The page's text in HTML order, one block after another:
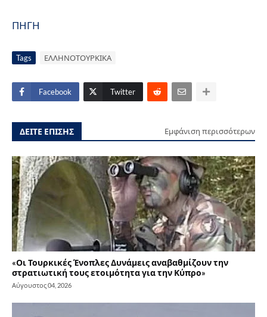
ΠΗΓΗ
Tags ΕΛΛΗΝΟΤΟΥΡΚΙΚΑ
Facebook Twitter
ΔΕΙΤΕ ΕΠΙΣΗΣ Εμφάνιση περισσότερων
«Οι Τουρκικές Ένοπλες Δυνάμεις αναβαθμίζουν την
στρατιωτική τους ετοιμότητα για την Κύπρο»
Αύγουστος 04, 2026